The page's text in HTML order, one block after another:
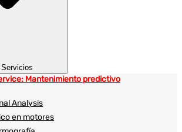
Mantenimiento predictivo
Analysis
en motores